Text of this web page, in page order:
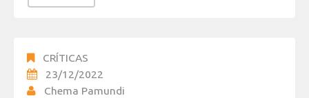
CRÍTICAS
23/12/2022
Chema Pamundi